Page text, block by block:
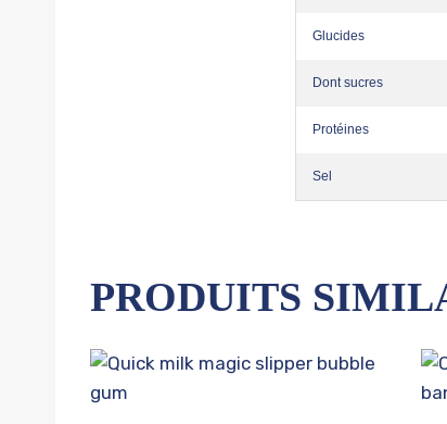
Glucides
Dont sucres
Protéines
Sel
PRODUITS